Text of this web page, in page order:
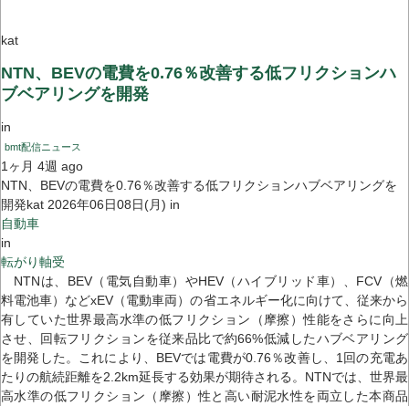
kat
NTN、BEVの電費を0.76％改善する低フリクションハ
ブベアリングを開発
in
bmt配信ニュース
1ヶ月 4週 ago
NTN、BEVの電費を0.76％改善する低フリクションハブベアリングを
開発kat 2026年06日08日(月) in
自動車
in
転がり軸受
NTNは、BEV（電気自動車）やHEV（ハイブリッド車）、FCV（燃
料電池車）などxEV（電動車両）の省エネルギー化に向けて、従来から
有していた世界最高水準の低フリクション（摩擦）性能をさらに向上
させ、回転フリクションを従来品比で約66%低減したハブベアリング
を開発した。これにより、BEVでは電費が0.76％改善し、1回の充電あ
たりの航続距離を2.2km延長する効果が期待される。NTNでは、世界最
高水準の低フリクション（摩擦）性と高い耐泥水性を両立した本商品